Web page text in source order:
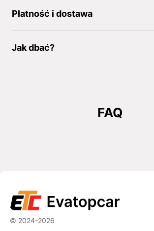
Płatność i dostawa
Jak dbać?
FAQ
© 2024-2026